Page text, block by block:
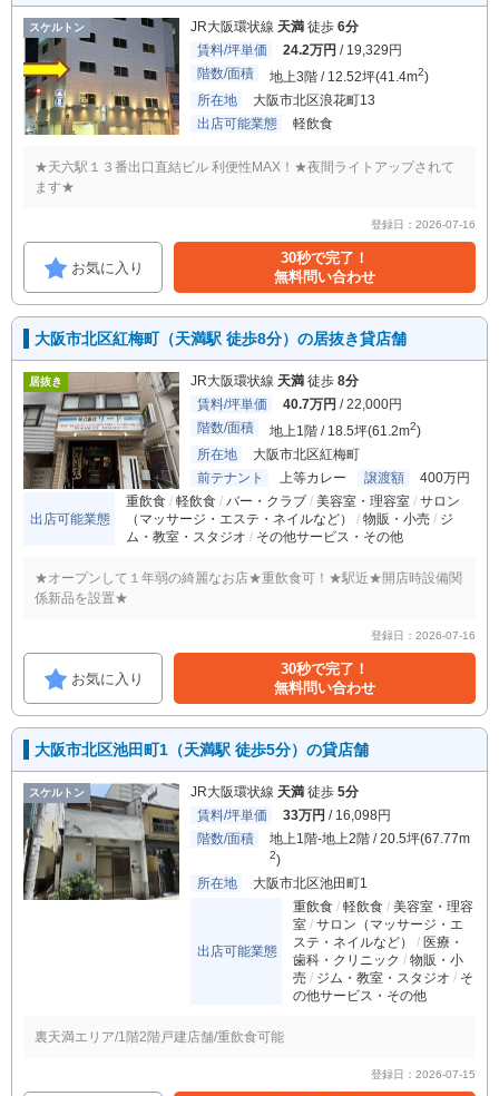
スケルトン JR大阪環状線 天満 徒歩 6分
賃料/坪単価
24.2万円 / 19,329円
階数/面積
地上3階 / 12.52坪(41.4m2)
所在地
大阪市北区浪花町13
出店可能業態
軽飲食
★天六駅１３番出口直結ビル 利便性MAX！★夜間ライトアップされて
ます★
登録日：2026-07-16
お気に入り
30秒で完了！
無料問い合わせ
大阪市北区紅梅町（天満駅 徒歩8分）の居抜き貸店舗
居抜き JR大阪環状線 天満 徒歩 8分
賃料/坪単価
40.7万円 / 22,000円
階数/面積
地上1階 / 18.5坪(61.2m2)
所在地
大阪市北区紅梅町
前テナント
上等カレー 譲渡額 400万円
出店可能業態
重飲食 軽飲食 バー・クラブ 美容室・理容室
サロン
（マッサージ・エステ・ネイルなど）
物販・小売
ジ
ム・教室・スタジオ
その他サービス・その他
★オープンして１年弱の綺麗なお店★重飲食可！★駅近★開店時設備関
係新品を設置★
登録日：2026-07-16
お気に入り
30秒で完了！
無料問い合わせ
大阪市北区池田町1（天満駅 徒歩5分）の貸店舗
スケルトン JR大阪環状線 天満 徒歩 5分
賃料/坪単価
33万円 / 16,098円
階数/面積
地上1階-地上2階 / 20.5坪(67.77m
2)
所在地
大阪市北区池田町1
出店可能業態
重飲食 軽飲食
美容室・理容
室
サロン（マッサージ・エ
ステ・ネイルなど）
医療・
歯科・クリニック
物販・小
売
ジム・教室・スタジオ
そ
の他サービス・その他
裏天満エリア/1階2階戸建店舗/重飲食可能
登録日：2026-07-15